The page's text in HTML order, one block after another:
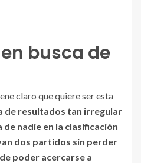
en busca de
claro que quiere ser esta
de resultados tan irregular
nadie en la clasificación
dos partidos sin perder
poder acercarse a